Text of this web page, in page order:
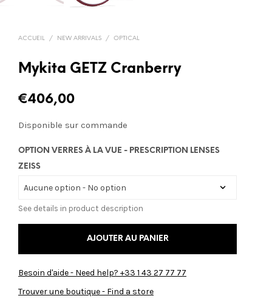
ACCUEIL / NEW ARRIVALS / OPTICAL
Mykita GETZ Cranberry
€406,00
Disponible sur commande
OPTION VERRES À LA VUE - PRESCRIPTION LENSES
ZEISS
See details in product description
AJOUTER AU PANIER
Besoin d'aide - Need help? +33 1 43 27 77 77
Trouver une boutique - Find a store